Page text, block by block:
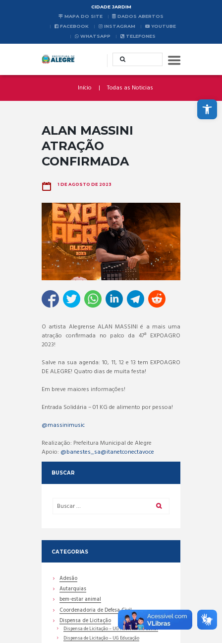
Abrir a barra de ferramentas
CIDADE JARDIM
MAPA DO SITE
DADOS ABERTOS
FACEBOOK
INSTAGRAM
YOUTUBE
WHATSAPP
TELEFONES
Início Todas as Noticias
ALAN MASSINI
ATRAÇÃO
CONFIRMADA
1 DE AGOSTO DE 2023
O artista Alegrense ALAN MASSINI é a mais uma
atração confirmada no palco da 47ª EXPOAGRO
2023!
Salve na sua agenda: 10, 11, 12 e 13 tem EXPOAGRO
DE ALEGRE! Quatro dias de muita festa!
Em breve maiores informações!
Entrada Solidária – 01 KG de alimento por pessoa!
@massinimusic
Realização: Prefeitura Municipal de Alegre
Apoio: @banestes_sa@itanetconectavoce
BUSCAR
CATEGORIAS
Adesão
Autarquias
bem-estar animal
Coordenadoria de Defesa Civil
Dispensa de Licitação
Dispensa de Licitação – UG Assistência Social
Dispensa de Licitação – UG Educação